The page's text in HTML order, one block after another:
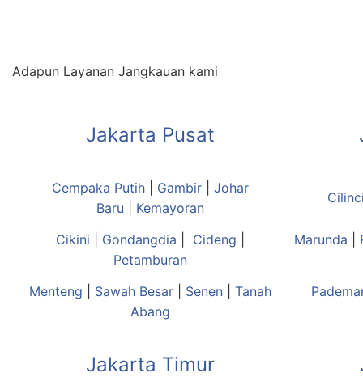
Adapun Layanan Jangkauan kami
Jakarta Pusat
Cempaka Putih Gambir
Johar
Baru
Kemayoran
Cikini Gondangdia Cideng
Petamburan
Marunda
Menteng Sawah Besar Senen
Tanah
Abang
Jakarta Timur